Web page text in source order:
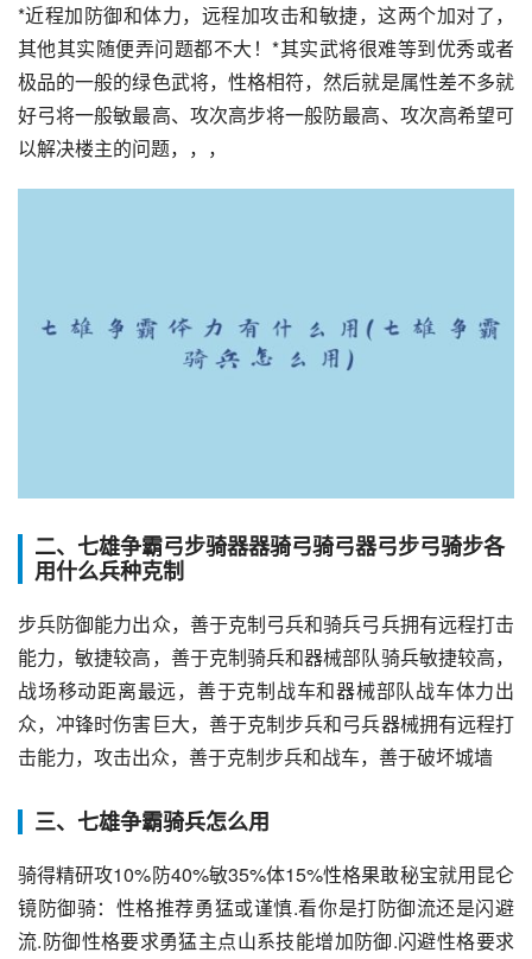
*近程加防御和体力，远程加攻击和敏捷，这两个加对了，
其他其实随便弄问题都不大！*其实武将很难等到优秀或者
极品的一般的绿色武将，性格相符，然后就是属性差不多就
好弓将一般敏最高、攻次高步将一般防最高、攻次高希望可
以解决楼主的问题，，，
二、七雄争霸弓步骑器器骑弓骑弓器弓步弓骑步各
用什么兵种克制
步兵防御能力出众，善于克制弓兵和骑兵弓兵拥有远程打击
能力，敏捷较高，善于克制骑兵和器械部队骑兵敏捷较高，
战场移动距离最远，善于克制战车和器械部队战车体力出
众，冲锋时伤害巨大，善于克制步兵和弓兵器械拥有远程打
击能力，攻击出众，善于克制步兵和战车，善于破坏城墙
三、七雄争霸骑兵怎么用
骑得精研攻10%防40%敏35%体15%性格果敢秘宝就用昆仑
镜防御骑：性格推荐勇猛或谨慎.看你是打防御流还是闪避
流.防御性格要求勇猛主点山系技能增加防御.闪避性格要求